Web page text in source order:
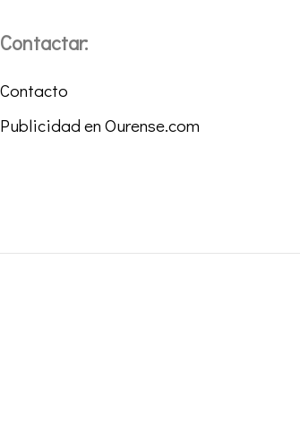
Contactar:
Contacto
Publicidad en Ourense.com